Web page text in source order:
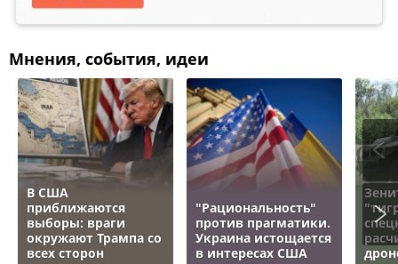
Мнения, события, идеи
В США
приближаются
выборы: враги
окружают Трампа со
всех сторон
"Рациональность"
против прагматики.
Украина истощается
в интересах США